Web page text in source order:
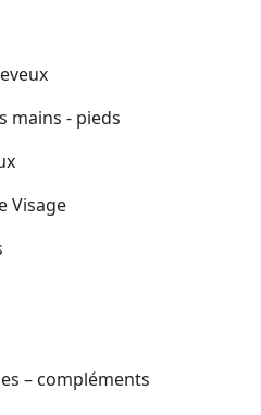
mains - pieds
Visage
– compléments